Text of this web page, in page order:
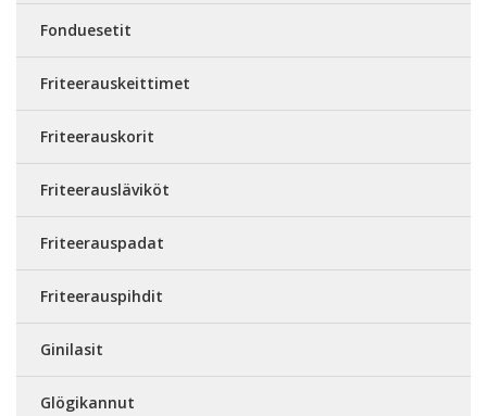
Fonduesetit
Friteerauskeittimet
Friteerauskorit
Friteerausläviköt
Friteerauspadat
Friteerauspihdit
Ginilasit
Glögikannut